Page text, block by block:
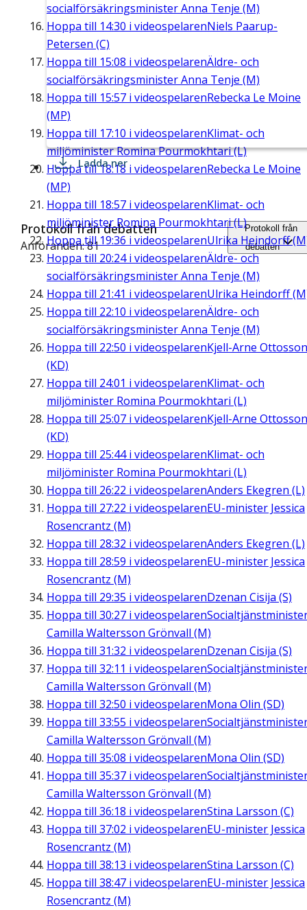
socialförsäkringsminister Anna Tenje (M)
Hoppa till 14:30 i videospelarenNiels Paarup-
Petersen (C)
Hoppa till 15:08 i videospelarenÄldre- och
socialförsäkringsminister Anna Tenje (M)
Hoppa till 15:57 i videospelarenRebecka Le Moine
(MP)
Hoppa till 17:10 i videospelarenKlimat- och
miljöminister Romina Pourmokhtari (L)
Hoppa till18:18 i videospelarenRebecka Le Moine
(MP)
Hoppa till 18:57 i videospelarenKlimat- och
miljöminister Romina Pourmokhtari (L)
Hoppa till 19:36 i videospelarenUlrika Heindorff
Hoppa till 20:24i videospelarenÄldre- och
socialförsäkringsminister Anna Tenje (M)
Hoppa till 21:41 i videospelarenUlrika Heindorff
Hoppa till 22:10 i videospelarenÄldre- och
socialförsäkringsminister Anna Tenje (M)
Hoppa till 22:50 i videospelarenKjell-Arne Ottosson
(KD)
Hoppa till 24:01 i videospelarenKlimat- och
miljöminister Romina Pourmokhtari (L)
Hoppa till 25:07 i videospelarenKjell-Arne Ottosson
(KD)
Hoppa till 25:44i videospelarenKlimat- och
miljöminister Romina Pourmokhtari (L)
Hoppa till 26:22 i videospelarenAnders Ekegren (L)
Hoppa till 27:22 i videospelarenEU-minister Jessica
Rosencrantz (M)
Hoppa till 28:32 i videospelarenAnders Ekegren (L)
Hoppa till 28:59 i videospelarenEU-minister Jessica
Rosencrantz (M)
Hoppa till 29:35 i videospelarenDzenan Cisija (S)
Hoppa till 30:27 i videospelaren
Camilla Waltersson Grönvall (M)
Hoppa till 31:32 i videospelarenDzenan Cisija (S)
Hoppa till 32:11 i videospelaren
Camilla Waltersson Grönvall (M)
Hoppa till 32:50 i videospelarenMona Olin (SD)
Hoppa till 33:55 i videospelaren
Camilla Waltersson Grönvall (M)
Hoppa till 35:08 i videospelarenMona Olin (SD)
Hoppa till 35:37 i videospelaren
Camilla Waltersson Grönvall (M)
Hoppa till 36:18 i videospelarenStina Larsson (C)
Hoppa till 37:02 i videospelarenEU-minister Jessica
Rosencrantz (M)
Hoppa till 38:13 i videospelarenStina Larsson (C)
Hoppa till 38:47 i videospelarenEU-minister Jessica
Rosencrantz (M)
Ladda ner
Protokoll från debatten
Anföranden: 81
Protokoll från
debatten